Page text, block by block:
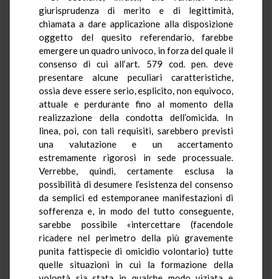
giurisprudenza di merito e di legittimità,
chiamata a dare applicazione alla disposizione
oggetto del quesito referendario, farebbe
emergere un quadro univoco, in forza del quale il
consenso di cui all’art. 579 cod. pen. deve
presentare alcune peculiari caratteristiche,
ossia deve essere serio, esplicito, non equivoco,
attuale e perdurante fino al momento della
realizzazione della condotta dell’omicida. In
linea, poi, con tali requisiti, sarebbero previsti
una valutazione e un accertamento
estremamente rigorosi in sede processuale.
Verrebbe, quindi, certamente esclusa la
possibilità di desumere l’esistenza del consenso
da semplici ed estemporanee manifestazioni di
sofferenza e, in modo del tutto conseguente,
sarebbe possibile «intercettare (facendole
ricadere nel perimetro della più gravemente
punita fattispecie di omicidio volontario) tutte
quelle situazioni in cui la formazione della